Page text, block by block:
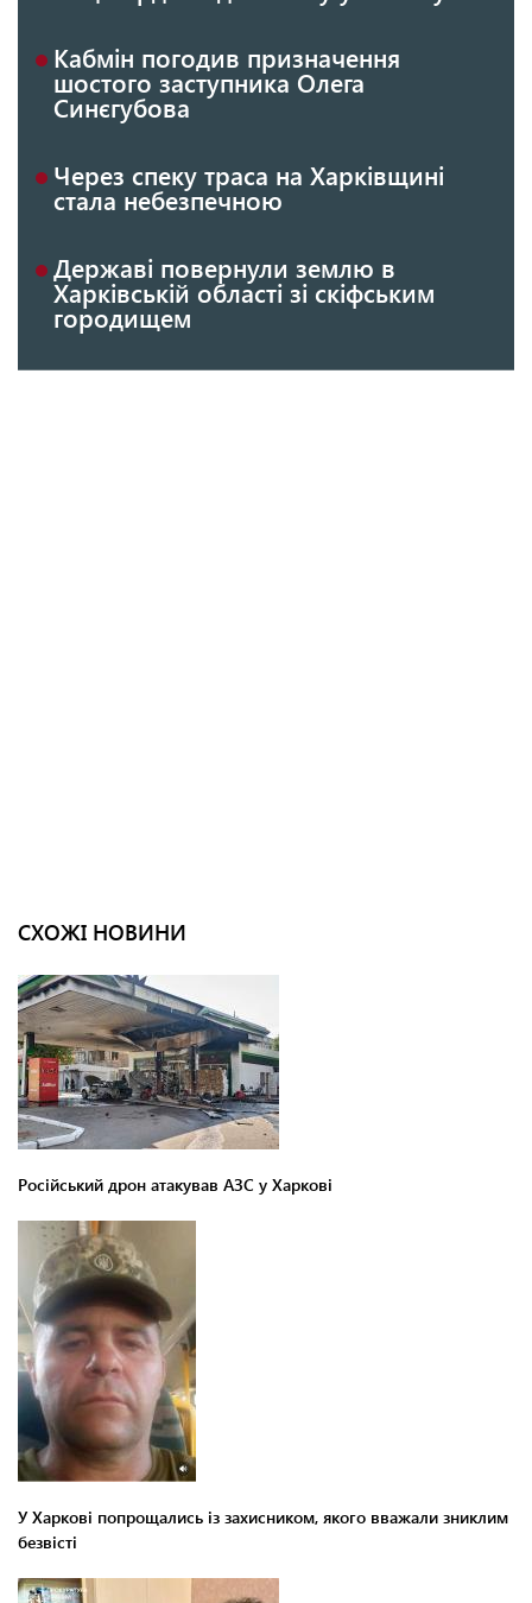
Кабмін погодив призначення
шостого заступника Олега
Синєгубова
Через спеку траса на Харківщині
стала небезпечною
Державі повернули землю в
Харківській області зі скіфським
городищем
СХОЖІ НОВИНИ
Російський дрон атакував АЗС у Харкові
У Харкові попрощались із захисником, якого вважали зниклим
безвісті